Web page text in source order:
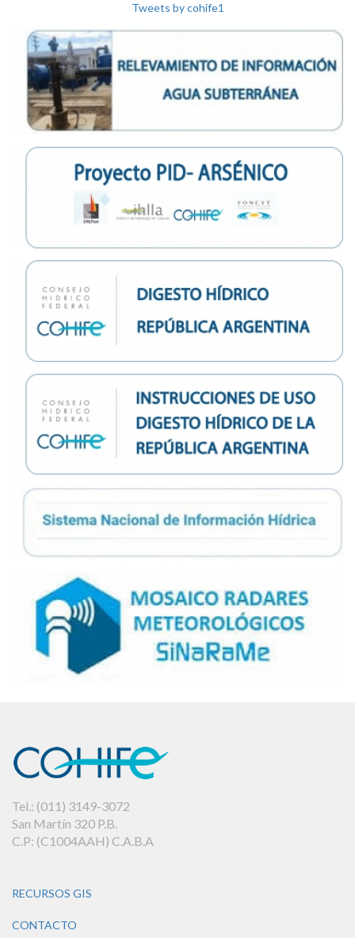
Tweets by cohife1
Tel.: (011) 3149-3072
San Martín 320 P.B.
C.P: (C1004AAH) C.A.B.A
RECURSOS GIS
CONTACTO